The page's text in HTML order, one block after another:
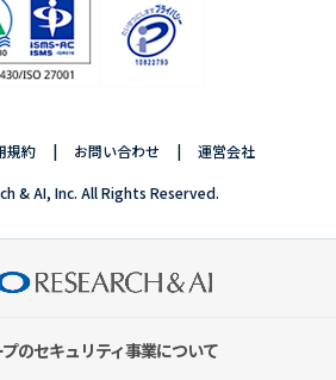
規約 お問い合わせ 運営会社
& AI, Inc. All Rights Reserved.
のセキュリティ事業について